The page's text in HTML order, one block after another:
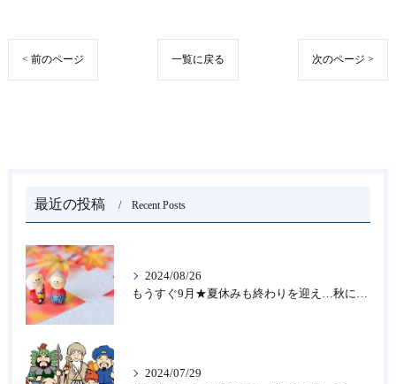
< 前のページ 一覧に戻る 次のページ >
最近の投稿 Recent Posts
2024/08/26
2024/07/29